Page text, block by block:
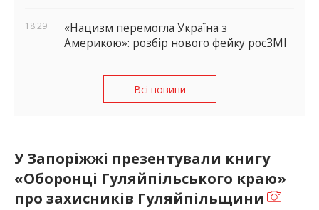
18:29
«Нацизм перемогла Україна з
Америкою»: розбір нового фейку росЗМІ
Всі новини
У Запоріжжі презентували книгу
«Оборонці Гуляйпільського краю»
про захисників Гуляйпільщини